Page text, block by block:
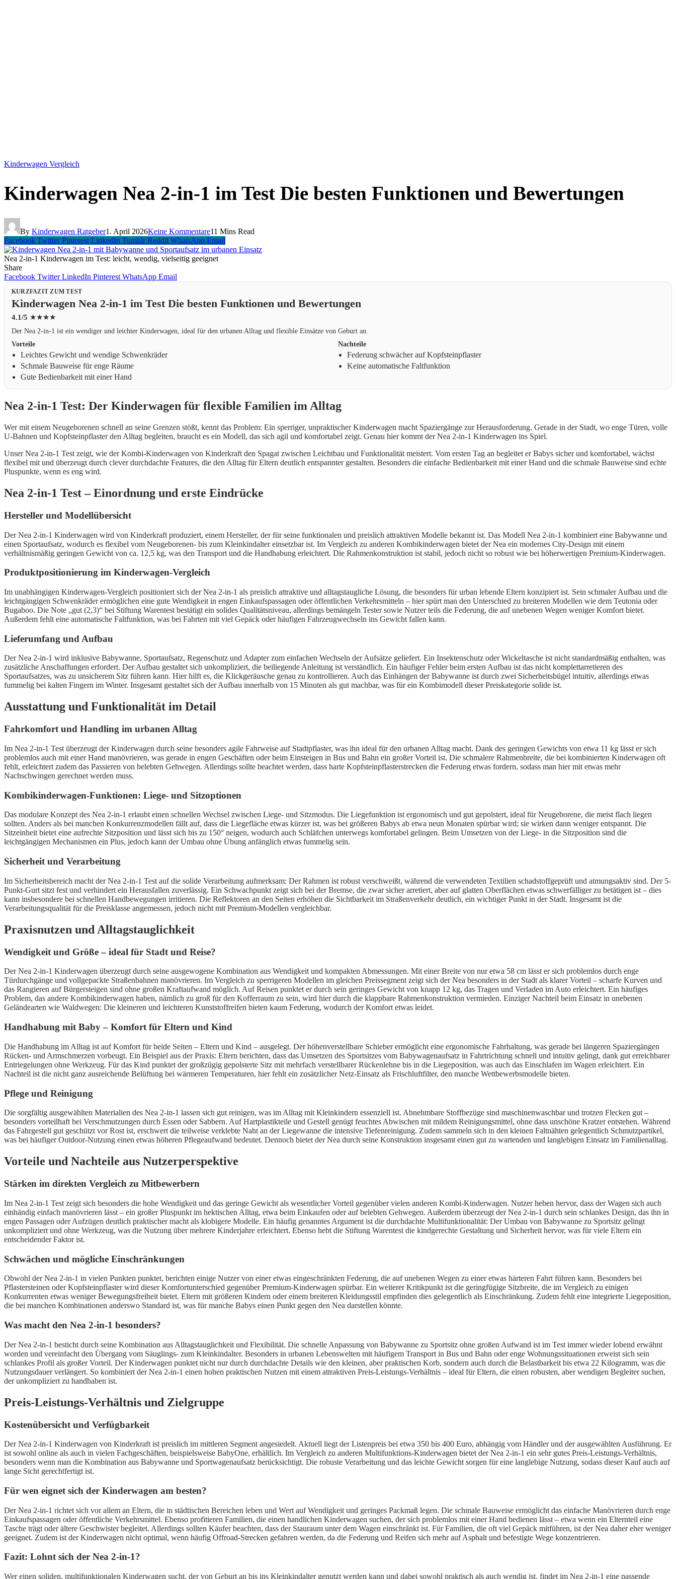
Kinderwagen Vergleich
Kinderwagen Nea 2-in-1 im Test Die besten Funktionen und Bewertungen
By Kinderwagen Ratgeber1. April 2026Keine Kommentare11 Mins Read
Facebook Twitter Pinterest LinkedIn Tumblr Reddit WhatsApp Email
Nea 2-in-1 Kinderwagen im Test: leicht, wendig, vielseitig geeignet
Share
Facebook Twitter LinkedIn Pinterest WhatsApp Email
KURZFAZIT ZUM TEST
Kinderwagen Nea 2-in-1 im Test Die besten Funktionen und Bewertungen
4.1/5 ★★★★
Der Nea 2-in-1 ist ein wendiger und leichter Kinderwagen, ideal für den urbanen Alltag und flexible Einsätze von Geburt an.
Vorteile
Leichtes Gewicht und wendige Schwenkräder
Schmale Bauweise für enge Räume
Gute Bedienbarkeit mit einer Hand
Nachteile
Federung schwächer auf Kopfsteinpflaster
Keine automatische Faltfunktion
Nea 2-in-1 Test: Der Kinderwagen für flexible Familien im Alltag
Wer mit einem Neugeborenen schnell an seine Grenzen stößt, kennt das Problem: Ein sperriger, unpraktischer Kinderwagen macht Spaziergänge zur Herausforderung. Gerade in der Stadt, wo enge Türen, volle
U-Bahnen und Kopfsteinpflaster den Alltag begleiten, braucht es ein Modell, das sich agil und komfortabel zeigt. Genau hier kommt der Nea 2-in-1 Kinderwagen ins Spiel.
Unser Nea 2-in-1 Test zeigt, wie der Kombi-Kinderwagen von Kinderkraft den Spagat zwischen Leichtbau und Funktionalität meistert. Vom ersten Tag an begleitet er Babys sicher und komfortabel, wächst
flexibel mit und überzeugt durch clever durchdachte Features, die den Alltag für Eltern deutlich entspannter gestalten. Besonders die einfache Bedienbarkeit mit einer Hand und die schmale Bauweise sind echte
Pluspunkte, wenn es eng wird.
Nea 2-in-1 Test – Einordnung und erste Eindrücke
Hersteller und Modellübersicht
Der Nea 2-in-1 Kinderwagen wird von Kinderkraft produziert, einem Hersteller, der für seine funktionalen und preislich attraktiven Modelle bekannt ist. Das Modell Nea 2-in-1 kombiniert eine Babywanne und
einen Sportaufsatz, wodurch es flexibel vom Neugeborenen- bis zum Kleinkindalter einsetzbar ist. Im Vergleich zu anderen Kombikinderwagen bietet der Nea ein modernes City-Design mit einem
verhältnismäßig geringen Gewicht von ca. 12,5 kg, was den Transport und die Handhabung erleichtert. Die Rahmenkonstruktion ist stabil, jedoch nicht so robust wie bei höherwertigen Premium-Kinderwagen.
Produktpositionierung im Kinderwagen-Vergleich
Im unabhängigen Kinderwagen-Vergleich positioniert sich der Nea 2-in-1 als preislich attraktive und alltagstaugliche Lösung, die besonders für urban lebende Eltern konzipiert ist. Sein schmaler Aufbau und die
leichtgängigen Schwenkräder ermöglichen eine gute Wendigkeit in engen Einkaufspassagen oder öffentlichen Verkehrsmitteln – hier spürt man den Unterschied zu breiteren Modellen wie dem Teutonia oder
Bugaboo. Die Note „gut (2,3)“ bei Stiftung Warentest bestätigt ein solides Qualitätsniveau, allerdings bemängeln Tester sowie Nutzer teils die Federung, die auf unebenen Wegen weniger Komfort bietet.
Außerdem fehlt eine automatische Faltfunktion, was bei Fahrten mit viel Gepäck oder häufigen Fahrzeugwechseln ins Gewicht fallen kann.
Lieferumfang und Aufbau
Der Nea 2-in-1 wird inklusive Babywanne, Sportaufsatz, Regenschutz und Adapter zum einfachen Wechseln der Aufsätze geliefert. Ein Insektenschutz oder Wickeltasche ist nicht standardmäßig enthalten, was
zusätzliche Anschaffungen erfordert. Der Aufbau gestaltet sich unkompliziert, die beiliegende Anleitung ist verständlich. Ein häufiger Fehler beim ersten Aufbau ist das nicht komplettarretieren des
Sportaufsatzes, was zu unsicherem Sitz führen kann. Hier hilft es, die Klickgeräusche genau zu kontrollieren. Auch das Einhängen der Babywanne ist durch zwei Sicherheitsbügel intuitiv, allerdings etwas
fummelig bei kalten Fingern im Winter. Insgesamt gestaltet sich der Aufbau innerhalb von 15 Minuten als gut machbar, was für ein Kombimodell dieser Preiskategorie solide ist.
Ausstattung und Funktionalität im Detail
Fahrkomfort und Handling im urbanen Alltag
Im Nea 2-in-1 Test überzeugt der Kinderwagen durch seine besonders agile Fahrweise auf Stadtpflaster, was ihn ideal für den urbanen Alltag macht. Dank des geringen Gewichts von etwa 11 kg lässt er sich
problemlos auch mit einer Hand manövrieren, was gerade in engen Geschäften oder beim Einsteigen in Bus und Bahn ein großer Vorteil ist. Die schmalere Rahmenbreite, die bei kombinierten Kinderwagen oft
fehlt, erleichtert zudem das Passieren von belebten Gehwegen. Allerdings sollte beachtet werden, dass harte Kopfsteinpflasterstrecken die Federung etwas fordern, sodass man hier mit etwas mehr
Nachschwingen gerechnet werden muss.
Kombikinderwagen-Funktionen: Liege- und Sitzoptionen
Das modulare Konzept des Nea 2-in-1 erlaubt einen schnellen Wechsel zwischen Liege- und Sitzmodus. Die Liegefunktion ist ergonomisch und gut gepolstert, ideal für Neugeborene, die meist flach liegen
sollten. Anders als bei manchen Konkurrenzmodellen fällt auf, dass die Liegefläche etwas kürzer ist, was bei größeren Babys ab etwa neun Monaten spürbar wird; sie wirken dann weniger entspannt. Die
Sitzeinheit bietet eine aufrechte Sitzposition und lässt sich bis zu 150° neigen, wodurch auch Schläfchen unterwegs komfortabel gelingen. Beim Umsetzen von der Liege- in die Sitzposition sind die
leichtgängigen Mechanismen ein Plus, jedoch kann der Umbau ohne Übung anfänglich etwas fummelig sein.
Sicherheit und Verarbeitung
Im Sicherheitsbereich macht der Nea 2-in-1 Test auf die solide Verarbeitung aufmerksam: Der Rahmen ist robust verschweißt, während die verwendeten Textilien schadstoffgeprüft und atmungsaktiv sind. Der 5-
Punkt-Gurt sitzt fest und verhindert ein Herausfallen zuverlässig. Ein Schwachpunkt zeigt sich bei der Bremse, die zwar sicher arretiert, aber auf glatten Oberflächen etwas schwerfälliger zu betätigen ist – dies
kann insbesondere bei schnellen Handbewegungen irritieren. Die Reflektoren an den Seiten erhöhen die Sichtbarkeit im Straßenverkehr deutlich, ein wichtiger Punkt in der Stadt. Insgesamt ist die
Verarbeitungsqualität für die Preisklasse angemessen, jedoch nicht mit Premium-Modellen vergleichbar.
Praxisnutzen und Alltagstauglichkeit
Wendigkeit und Größe – ideal für Stadt und Reise?
Der Nea 2-in-1 Kinderwagen überzeugt durch seine ausgewogene Kombination aus Wendigkeit und kompakten Abmessungen. Mit einer Breite von nur etwa 58 cm lässt er sich problemlos durch enge
Türdurchgänge und vollgepackte Straßenbahnen manövrieren. Im Vergleich zu sperrigeren Modellen im gleichen Preissegment zeigt sich der Nea besonders in der Stadt als klarer Vorteil – scharfe Kurven und
das Rangieren auf Bürgersteigen sind ohne großen Kraftaufwand möglich. Auf Reisen punktet er durch sein geringes Gewicht von knapp 12 kg, das Tragen und Verladen im Auto erleichtert. Ein häufiges
Problem, das andere Kombikinderwagen haben, nämlich zu groß für den Kofferraum zu sein, wird hier durch die klappbare Rahmenkonstruktion vermieden. Einziger Nachteil beim Einsatz in unebenen
Geländearten wie Waldwegen: Die kleineren und leichteren Kunststoffreifen bieten kaum Federung, wodurch der Komfort etwas leidet.
Handhabung mit Baby – Komfort für Eltern und Kind
Die Handhabung im Alltag ist auf Komfort für beide Seiten – Eltern und Kind – ausgelegt. Der höhenverstellbare Schieber ermöglicht eine ergonomische Fahrhaltung, was gerade bei längeren Spaziergängen
Rücken- und Armschmerzen vorbeugt. Ein Beispiel aus der Praxis: Eltern berichten, dass das Umsetzen des Sportsitzes vom Babywagenaufsatz in Fahrtrichtung schnell und intuitiv gelingt, dank gut erreichbarer
Entriegelungen ohne Werkzeug. Für das Kind punktet der großzügig gepolsterte Sitz mit mehrfach verstellbarer Rückenlehne bis in die Liegeposition, was auch das Einschlafen im Wagen erleichtert. Ein
Nachteil ist die nicht ganz ausreichende Belüftung bei wärmeren Temperaturen, hier fehlt ein zusätzlicher Netz-Einsatz als Frischluftfilter, den manche Wettbewerbsmodelle bieten.
Pflege und Reinigung
Die sorgfältig ausgewählten Materialien des Nea 2-in-1 lassen sich gut reinigen, was im Alltag mit Kleinkindern essenziell ist. Abnehmbare Stoffbezüge sind maschinenwaschbar und trotzen Flecken gut –
besonders vorteilhaft bei Verschmutzungen durch Essen oder Sabbern. Auf Hartplastikteile und Gestell genügt feuchtes Abwischen mit mildem Reinigungsmittel, ohne dass unschöne Kratzer entstehen. Während
das Fahrgestell gut geschützt vor Rost ist, erschwert die teilweise verklebte Naht an der Liegewanne die intensive Tiefenreinigung. Zudem sammeln sich in den kleinen Faltnähten gelegentlich Schmutzpartikel,
was bei häufiger Outdoor-Nutzung einen etwas höheren Pflegeaufwand bedeutet. Dennoch bietet der Nea durch seine Konstruktion insgesamt einen gut zu wartenden und langlebigen Einsatz im Familienalltag.
Vorteile und Nachteile aus Nutzerperspektive
Stärken im direkten Vergleich zu Mitbewerbern
Im Nea 2-in-1 Test zeigt sich besonders die hohe Wendigkeit und das geringe Gewicht als wesentlicher Vorteil gegenüber vielen anderen Kombi-Kinderwagen. Nutzer heben hervor, dass der Wagen sich auch
einhändig einfach manövrieren lässt – ein großer Pluspunkt im hektischen Alltag, etwa beim Einkaufen oder auf belebten Gehwegen. Außerdem überzeugt der Nea 2-in-1 durch sein schlankes Design, das ihn in
engen Passagen oder Aufzügen deutlich praktischer macht als klobigere Modelle. Ein häufig genanntes Argument ist die durchdachte Multifunktionalität: Der Umbau von Babywanne zu Sportsitz gelingt
unkompliziert und ohne Werkzeug, was die Nutzung über mehrere Kinderjahre erleichtert. Ebenso hebt die Stiftung Warentest die kindgerechte Gestaltung und Sicherheit hervor, was für viele Eltern ein
entscheidender Faktor ist.
Schwächen und mögliche Einschränkungen
Obwohl der Nea 2-in-1 in vielen Punkten punktet, berichten einige Nutzer von einer etwas eingeschränkten Federung, die auf unebenen Wegen zu einer etwas härteren Fahrt führen kann. Besonders bei
Pflastersteinen oder Kopfsteinpflaster wird dieser Komfortunterschied gegenüber Premium-Kinderwagen spürbar. Ein weiterer Kritikpunkt ist die geringfügige Sitzbreite, die im Vergleich zu einigen
Konkurrenten etwas weniger Bewegungsfreiheit bietet. Eltern mit größeren Kindern oder einem breiteren Kleidungsstil empfinden dies gelegentlich als Einschränkung. Zudem fehlt eine integrierte Liegeposition,
die bei manchen Kombinationen anderswo Standard ist, was für manche Babys einen Punkt gegen den Nea darstellen könnte.
Was macht den Nea 2-in-1 besonders?
Der Nea 2-in-1 besticht durch seine Kombination aus Alltagstauglichkeit und Flexibilität. Die schnelle Anpassung von Babywanne zu Sportsitz ohne großen Aufwand ist im Test immer wieder lobend erwähnt
worden und vereinfacht den Übergang vom Säuglings- zum Kleinkindalter. Besonders in urbanen Lebenswelten mit häufigem Transport in Bus und Bahn oder enge Wohnungssituationen erweist sich sein
schlankes Profil als großer Vorteil. Der Kinderwagen punktet nicht nur durch durchdachte Details wie den kleinen, aber praktischen Korb, sondern auch durch die Belastbarkeit bis etwa 22 Kilogramm, was die
Nutzungsdauer verlängert. So kombiniert der Nea 2-in-1 einen hohen praktischen Nutzen mit einem attraktiven Preis-Leistungs-Verhältnis – ideal für Eltern, die einen robusten, aber wendigen Begleiter suchen,
der unkompliziert zu handhaben ist.
Preis-Leistungs-Verhältnis und Zielgruppe
Kostenübersicht und Verfügbarkeit
Der Nea 2-in-1 Kinderwagen von Kinderkraft ist preislich im mittleren Segment angesiedelt. Aktuell liegt der Listenpreis bei etwa 350 bis 400 Euro, abhängig vom Händler und der ausgewählten Ausführung. Er
ist sowohl online als auch in vielen Fachgeschäften, beispielsweise BabyOne, erhältlich. Im Vergleich zu anderen Multifunktions-Kinderwagen bietet der Nea 2-in-1 ein sehr gutes Preis-Leistungs-Verhältnis,
besonders wenn man die Kombination aus Babywanne und Sportwagenaufsatz berücksichtigt. Die robuste Verarbeitung und das leichte Gewicht sorgen für eine langlebige Nutzung, sodass dieser Kauf auch auf
lange Sicht gerechtfertigt ist.
Für wen eignet sich der Kinderwagen am besten?
Der Nea 2-in-1 richtet sich vor allem an Eltern, die in städtischen Bereichen leben und Wert auf Wendigkeit und geringes Packmaß legen. Die schmale Bauweise ermöglicht das einfache Manövrieren durch enge
Einkaufspassagen oder öffentliche Verkehrsmittel. Ebenso profitieren Familien, die einen handlichen Kinderwagen suchen, der sich problemlos mit einer Hand bedienen lässt – etwa wenn ein Elternteil eine
Tasche trägt oder ältere Geschwister begleitet. Allerdings sollten Käufer beachten, dass der Stauraum unter dem Wagen einschränkt ist. Für Familien, die oft viel Gepäck mitführen, ist der Nea daher eher weniger
geeignet. Zudem ist der Kinderwagen nicht optimal, wenn häufig Offroad-Strecken gefahren werden, da die Federung und Reifen sich mehr auf Asphalt und befestigte Wege konzentrieren.
Fazit: Lohnt sich der Nea 2-in-1?
Wer einen soliden, multifunktionalen Kinderwagen sucht, der von Geburt an bis ins Kleinkindalter genutzt werden kann und dabei sowohl praktisch als auch wendig ist, findet im Nea 2-in-1 eine passende